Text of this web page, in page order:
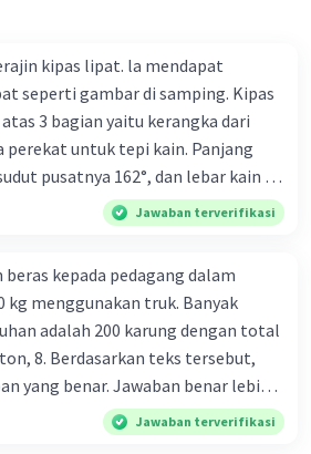
kipas lipat. la mendapat
seperti gambar di samping. Kipas
3 bagian yaitu kerangka dari
perekat untuk tepi kain. Panjang
pusatnya 162°, dan lebar kain 14
tali sebesar Rp1.800,00 per buah,
m², dan pita perekat
total keuntungan yang
Jawaban terverifikasi
kepada pedagang dalam
kg menggunakan truk. Banyak
adalah 200 karung dengan total
8. Berdasarkan teks tersebut,
yang benar. Jawaban benar lebih
beras kemasan 25 kg adalah 50
beras kemasan 50 kg adalah 150
Jawaban terverifikasi